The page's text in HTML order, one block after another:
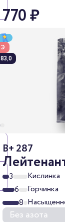
770 ₽
Э
83,0
B+ 287
3
Кислинка
6
Горчинка
8
Без азота